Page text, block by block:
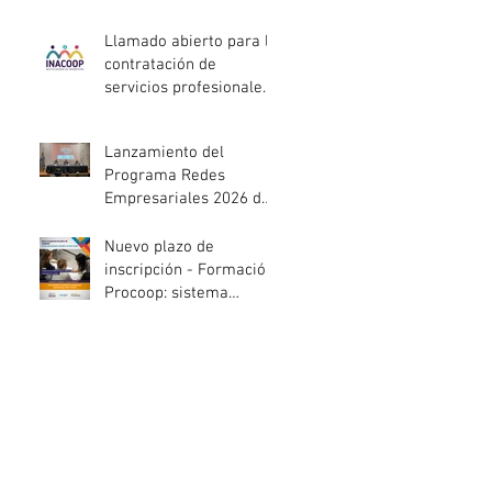
afectadas por el
temporal
Llamado abierto para la
contratación de
servicios profesionales
Lanzamiento del
Programa Redes
Empresariales 2026 de
Nuevo plazo de
inscripción - Formación
Procoop: sistema